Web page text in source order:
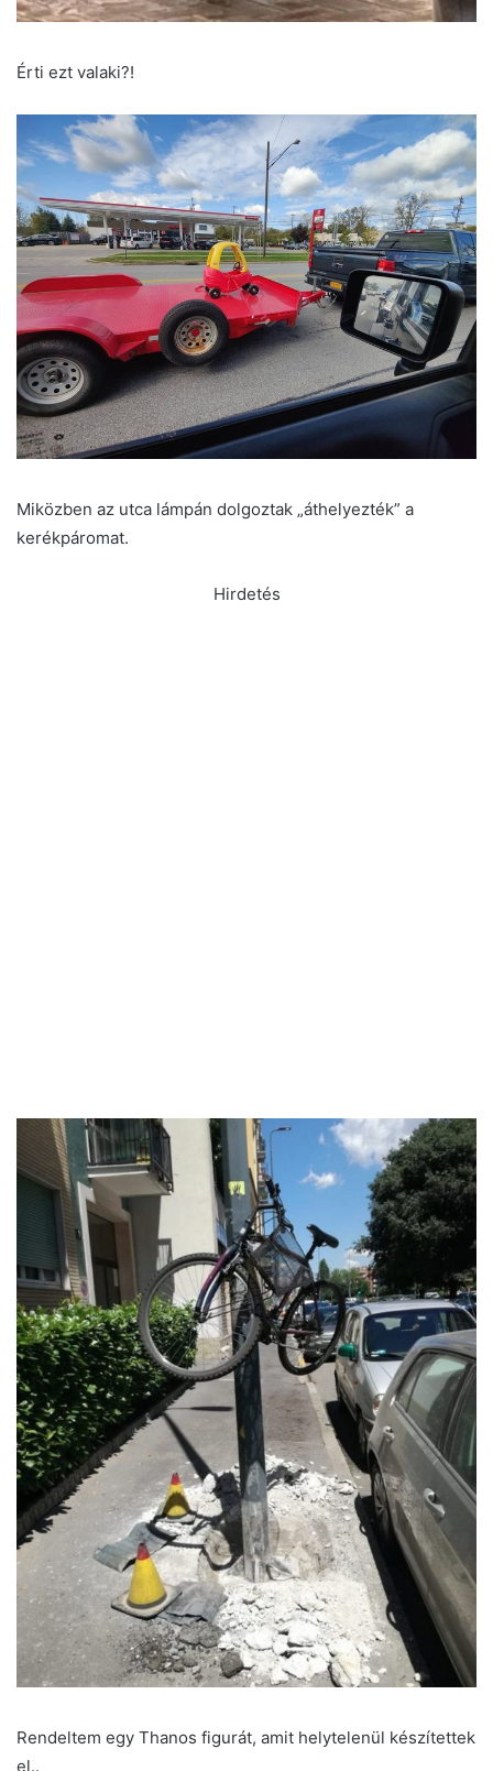
Érti ezt valaki?!
Miközben az utca lámpán dolgoztak „áthelyezték” a
kerékpáromat.
Hirdetés
Rendeltem egy Thanos figurát, amit helytelenül készítettek
el..